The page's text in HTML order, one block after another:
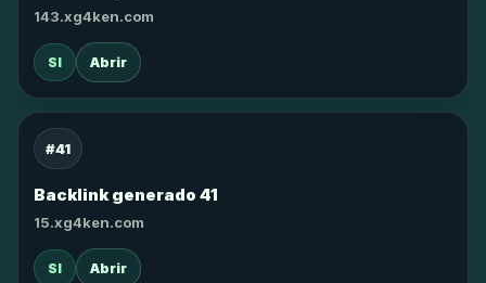
143.xg4ken.com
SI Abrir
#41
Backlink generado 41
15.xg4ken.com
SI Abrir